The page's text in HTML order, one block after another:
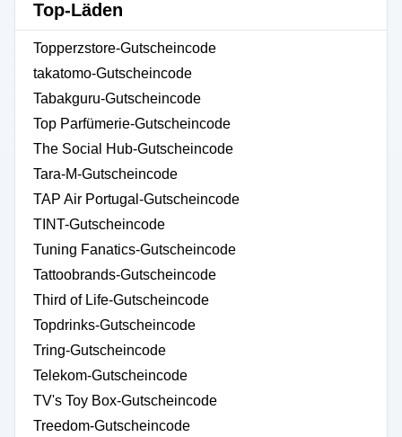
Top-Läden
Topperzstore-Gutscheincode
takatomo-Gutscheincode
Tabakguru-Gutscheincode
Top Parfümerie-Gutscheincode
The Social Hub-Gutscheincode
Tara-M-Gutscheincode
TAP Air Portugal-Gutscheincode
TINT-Gutscheincode
Tuning Fanatics-Gutscheincode
Tattoobrands-Gutscheincode
Third of Life-Gutscheincode
Topdrinks-Gutscheincode
Tring-Gutscheincode
Telekom-Gutscheincode
TV's Toy Box-Gutscheincode
Treedom-Gutscheincode